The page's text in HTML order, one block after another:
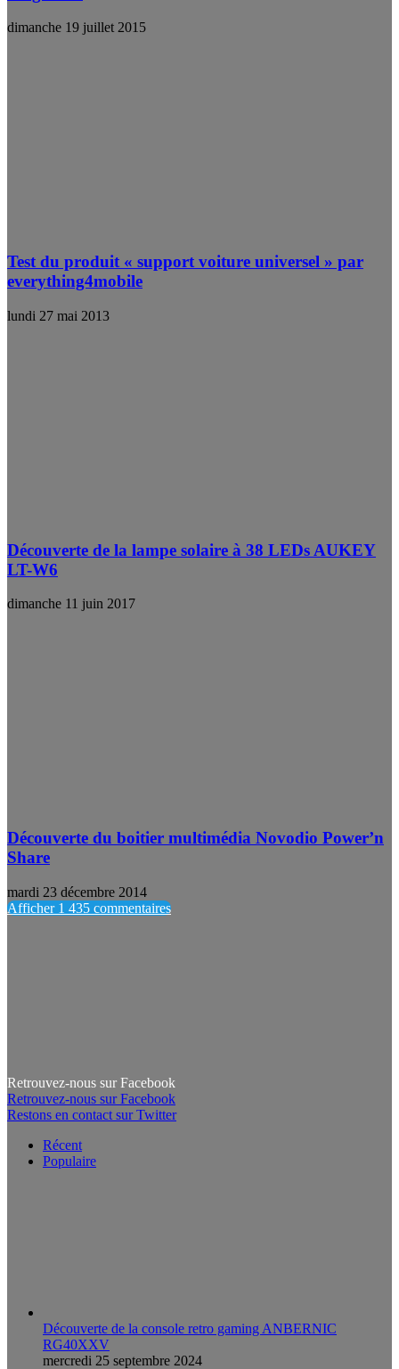
dimanche 19 juillet 2015
Test du produit « support voiture universel » par
everything4mobile
lundi 27 mai 2013
Découverte de la lampe solaire à 38 LEDs AUKEY
LT-W6
dimanche 11 juin 2017
Découverte du boitier multimédia Novodio Power’n
Share
mardi 23 décembre 2014
Afficher 1 435 commentaires
Retrouvez-nous sur Facebook
Retrouvez-nous sur Facebook
Restons en contact sur Twitter
Récent
Populaire
Découverte de la console retro gaming ANBERNIC
RG40XXV
mercredi 25 septembre 2024